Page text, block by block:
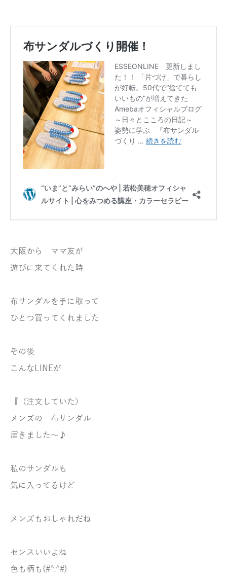
大阪から ママ友が
遊びに来てくれた時
布サンダルを手に取って
ひとつ買ってくれました
その後
こんなLINEが
『（注文していた）
メンズの 布サンダル
届きました～♪
私のサンダルも
気に入ってるけど
メンズもおしゃれだね
センスいいよね
色も柄も(#^.^#)